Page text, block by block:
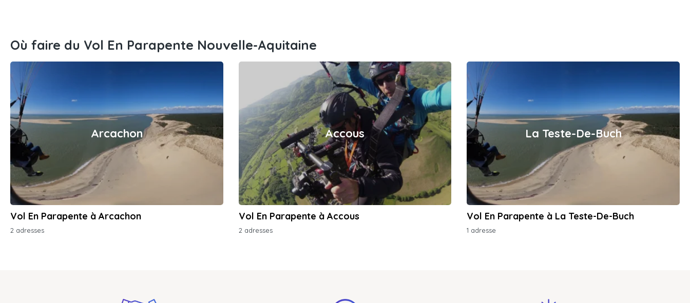
Où faire du Vol En Parapente Nouvelle-Aquitaine
Arcachon
Vol En Parapente à Arcachon
2 adresses
Accous
Vol En Parapente à Accous
2 adresses
La Teste-De-Buch
Vol En Parapente à La Teste-De-Buch
1 adresse